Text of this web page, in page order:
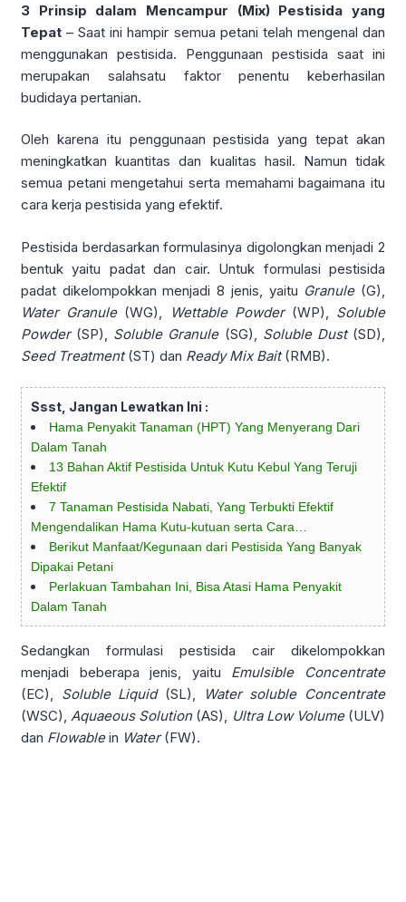
3 Prinsip dalam Mencampur (Mix) Pestisida yang
Tepat – Saat ini hampir semua petani telah mengenal dan
menggunakan pestisida. Penggunaan pestisida saat ini
merupakan salahsatu faktor penentu keberhasilan
budidaya pertanian.
Oleh karena itu penggunaan pestisida yang tepat akan
meningkatkan kuantitas dan kualitas hasil. Namun tidak
semua petani mengetahui serta memahami bagaimana itu
cara kerja pestisida yang efektif.
Pestisida berdasarkan formulasinya digolongkan menjadi 2
bentuk yaitu padat dan cair. Untuk formulasi pestisida
padat dikelompokkan menjadi 8 jenis, yaitu Granule(G),
Water Granule(WG), Wettable Powder(WP), Soluble
Powder(SP), Soluble Granule(SG), Soluble Dust(SD),
Seed Treatment(ST) dan Ready Mix Bait(RMB).
Ssst, Jangan Lewatkan Ini :
Hama Penyakit Tanaman (HPT) Yang Menyerang Dari
Dalam Tanah
13 Bahan Aktif Pestisida Untuk Kutu Kebul Yang Teruji
Efektif
7 Tanaman Pestisida Nabati, Yang Terbukti Efektif
Mengendalikan Hama Kutu-kutuan serta Cara…
Berikut Manfaat/Kegunaan dari Pestisida Yang Banyak
Dipakai Petani
Perlakuan Tambahan Ini, Bisa Atasi Hama Penyakit
Dalam Tanah
Sedangkan formulasi pestisida cair dikelompokkan
menjadi beberapa jenis, yaitu Emulsible
Concentrate
(EC), Soluble Liquid(SL), Water soluble Concentrate
(WSC),Aquaeous Solution(AS), Ultra Low Volume(ULV)
dan Flowablein Water(FW).